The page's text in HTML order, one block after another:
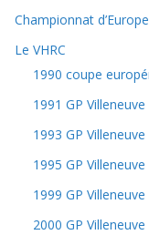
Championnat
Le VHRC
1990 coupe
1991 GP Villeneuve
1993 GP Villeneuve
1995 GP Villeneuve
1999 GP Villeneuve
2000 GP Villeneuve